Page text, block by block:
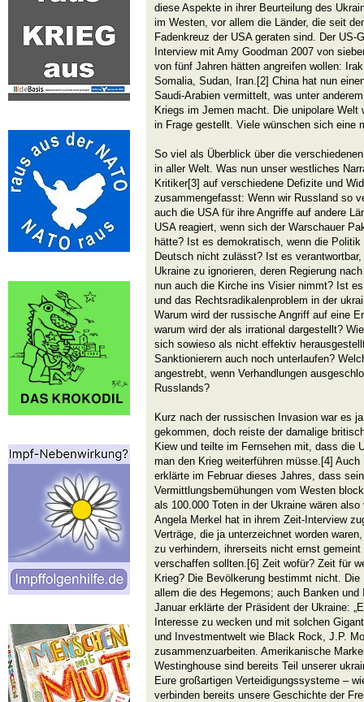
diese Aspekte in ihrer Beurteilung des
im Westen, vor allem die Länder, die seit
Fadenkreuz der USA geraten sind. Der US-
Interview mit Amy Goodman 2007 von
von fünf Jahren hätten angreifen wollen:
Somalia, Sudan, Iran.[2] China hat nun
Saudi-Arabien vermittelt, was unter
Kriegs im Jemen macht. Die unipolare Welt
in Frage gestellt. Viele wünschen sich eine
So viel als Überblick über die
in aller Welt. Was nun unser westliches
Kritiker[3] auf verschiedene Defizite und
zusammengefasst: Wenn wir Russland so
auch die USA für ihre Angriffe auf andere
USA reagiert, wenn sich der Warschauer
hätte? Ist es demokratisch, wenn die
Deutsch nicht zulässt? Ist es
Ukraine zu ignorieren, deren Regierung
nun auch die Kirche ins Visier nimmt? Ist
und das Rechtsradikalenproblem in der
Warum wird der russische Angriff auf eine
warum wird der als irrational dargestellt?
sich sowieso als nicht effektiv
Sanktionierern auch noch unterlaufen?
angestrebt, wenn Verhandlungen
Russlands?
Kurz nach der russischen Invasion war es
gekommen, doch reiste der damalige
Kiew und teilte im Fernsehen mit, dass die
man den Krieg weiterführen müsse.[4]
erklärte im Februar dieses Jahres, dass
Vermittlungsbemühungen vom Westen
als 100.000 Toten in der Ukraine wären
Angela Merkel hat in ihrem Zeit-Interview
Verträge, die ja unterzeichnet worden
zu verhindern, ihrerseits nicht ernst
verschaffen sollten.[6] Zeit wofür? Zeit für
Krieg? Die Bevölkerung bestimmt nicht.
allem die des Hegemons; auch Banken
Januar erklärte der Präsident der Ukraine:
Interesse zu wecken und mit solchen
und Investmentwelt wie Black Rock, J.P.
zusammenzuarbeiten. Amerikanische
Westinghouse sind bereits Teil unserer
Eure großartigen Verteidigungssysteme –
verbinden bereits unsere Geschichte der